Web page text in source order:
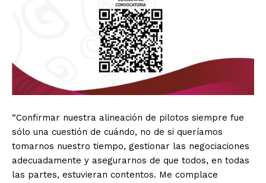
“Confirmar nuestra alineación de pilotos siempre fue
sólo una cuestión de cuándo, no de si queríamos
tomarnos nuestro tiempo, gestionar las negociaciones
adecuadamente y asegurarnos de que todos, en todas
las partes, estuvieran contentos. Me complace